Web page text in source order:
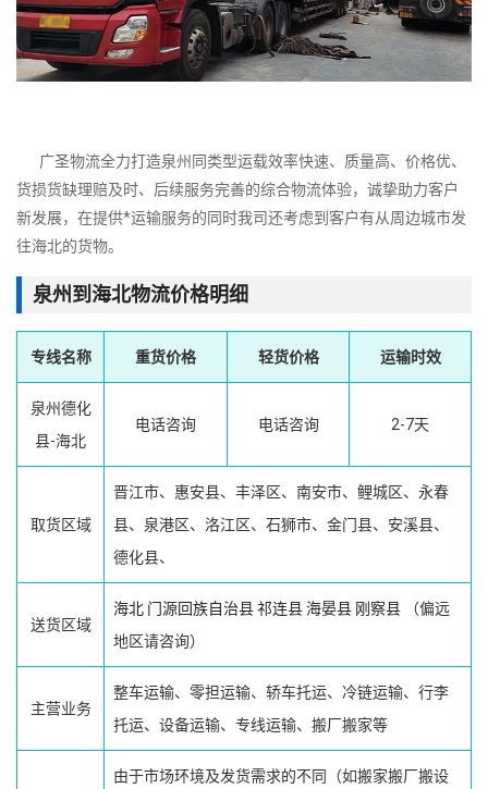
广圣物流全力打造泉州同类型运载效率快速、质量高、价格优、
货损货缺理赔及时、后续服务完善的综合物流体验，诚挚助力客户
新发展，在提供*运输服务的同时我司还考虑到客户有从周边城市发
往海北的货物。
泉州到海北物流价格明细
专线名称 重货价格 轻货价格 运输时效
泉州德化
县-海北
电话咨询 电话咨询 2-7天
取货区域
晋江市、惠安县、丰泽区、南安市、鲤城区、永春
县、泉港区、洛江区、石狮市、金门县、安溪县、
德化县、
送货区域
海北 门源回族自治县祁连县海晏县 刚察县 （偏远
地区请咨询）
主营业务
整车运输、零担运输、轿车托运、冷链运输、行李
托运、设备运输、专线运输、搬厂搬家等
由于市场环境及发货需求的不同（如搬家搬厂搬设